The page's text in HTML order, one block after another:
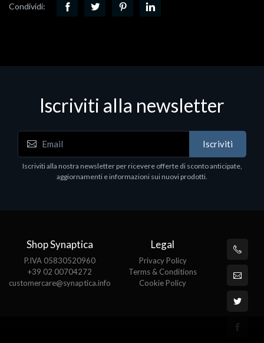
Condividi:
Iscriviti alla newsletter
Iscriviti
Iscriviti alla nostra newsletter per ricevere offerte di sconto anticipate,
aggiornamenti e informazioni sui nuovi prodotti.
Shop Synaptica
P.IVA 05830520960
+39 02 00704272
customercare@synaptica.info
Legal
Privacy Policy
Terms & Conditions
Cookie Policy